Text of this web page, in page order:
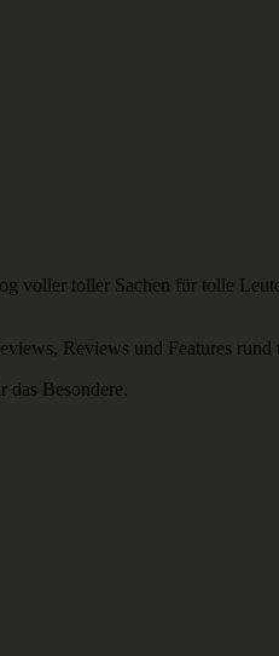
voller toller Sachen für tolle
Reviews und Features
Besondere.